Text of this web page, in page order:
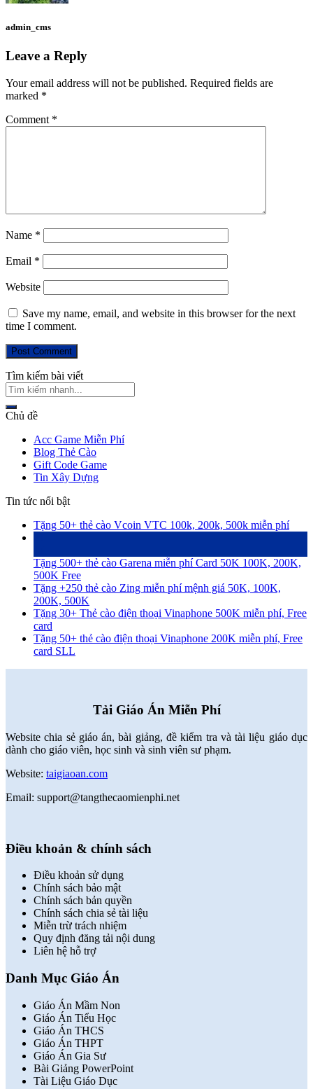
admin_cms
Leave a Reply
Your email address will not be published. Required fields are
marked *
Comment *
Name *
Email *
Website
Save my name, email, and website in this browser for the next
time I comment.
Tìm kiếm bài viết
Chủ đề
Acc Game Miễn Phí
Blog Thẻ Cào
Gift Code Game
Tin Xây Dựng
Tin tức nổi bật
Tặng 50+ thẻ cào Vcoin VTC 100k, 200k, 500k miễn phí
Tặng 500+ thẻ cào Garena miễn phí Card 50K 100K, 200K,
500K Free
Tặng +250 thẻ cào Zing miễn phí mệnh giá 50K, 100K,
200K, 500K
Tặng 30+ Thẻ cào điện thoại Vinaphone 500K miễn phí, Free
card
Tặng 50+ thẻ cào điện thoại Vinaphone 200K miễn phí, Free
card SLL
Tải Giáo Án Miễn Phí
Website chia sẻ giáo án, bài giảng, đề kiểm tra và tài liệu giáo dục
dành cho giáo viên, học sinh và sinh viên sư phạm.
Website: taigiaoan.com
Email: support@tangthecaomienphi.net
Điều khoản & chính sách
Điều khoản sử dụng
Chính sách bảo mật
Chính sách bản quyền
Chính sách chia sẻ tài liệu
Miễn trừ trách nhiệm
Quy định đăng tải nội dung
Liên hệ hỗ trợ
Danh Mục Giáo Án
Giáo Án Mầm Non
Giáo Án Tiểu Học
Giáo Án THCS
Giáo Án THPT
Giáo Án Gia Sư
Bài Giảng PowerPoint
Tài Liệu Giáo Dục